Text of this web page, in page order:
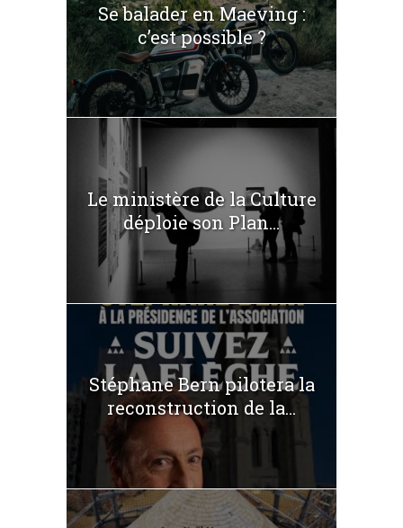
Se balader en Maeving :
c’est possible ?
Le ministère de la Culture
déploie son Plan...
Stéphane Bern pilotera la
reconstruction de la...